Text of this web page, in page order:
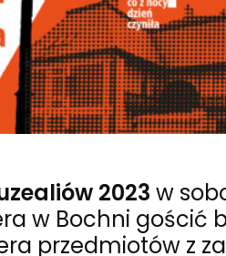
2023 w
w Bochni gościć
przedmiotów z